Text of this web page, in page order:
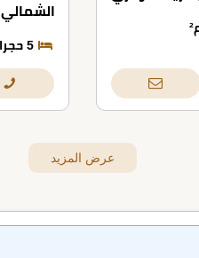
الشمالي
5 حجرات
عرض المزيد